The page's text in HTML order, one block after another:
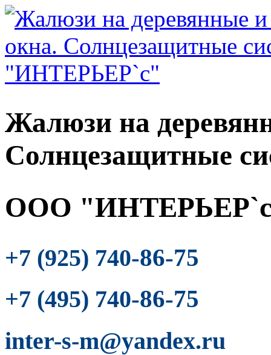
Жалюзи на
Солнцезащитные
ООО
+7 (925) 740-86-75
+7 (495) 740-86-75
inter-s-m@yandex.ru